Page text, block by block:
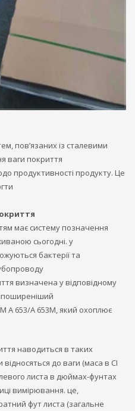
пов’язаних із сталевими
ваги покриття
продуктивності продукту. Це
має систему позначення
сьогодні. у
бактерії та
визначена у відповідному
A 653/A 653M, який охоплює
наводиться в таких
до ваги (маса в СІ
листа в дюймах-фунтах
вимірювання. це,
фут листа (загальне